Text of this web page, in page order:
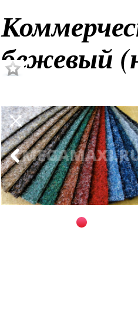
бежевый